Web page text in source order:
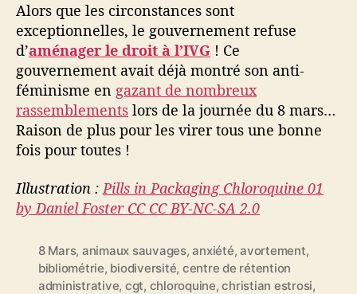
Alors que les circonstances sont
exceptionnelles, le gouvernement refuse
d’aménager le droit à l’IVG ! Ce
gouvernement avait déjà montré son anti-
féminisme en gazant de nombreux
rassemblements lors de la journée du 8 mars…
Raison de plus pour les virer tous une bonne
fois pour toutes !
Illustration : Pills in Packaging Chloroquine 01
by Daniel Foster CC CC BY-NC-SA 2.0
8 Mars, animaux sauvages,anxiété,avortement,
bibliométrie, biodiversité, centre de rétention
administrative, cgt, chloroquine,christian estrosi,